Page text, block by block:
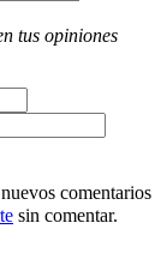
tus opiniones
comentarios
sin comentar.